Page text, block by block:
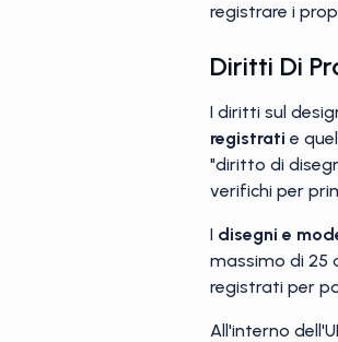
registrare i
Diritti Di
I diritti sul
registrati e
"diritto di
verifichi per
I disegni e
massimo di 25
registrati per
All'interno